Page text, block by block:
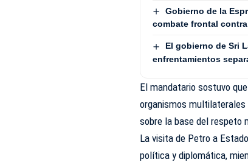
Gobierno de la
combate frontal
El gobierno de Sri
enfrentamientos
El mandatario sostuvo
organismos
sobre la base del respeto
La visita de Petro a
política y diplomática,